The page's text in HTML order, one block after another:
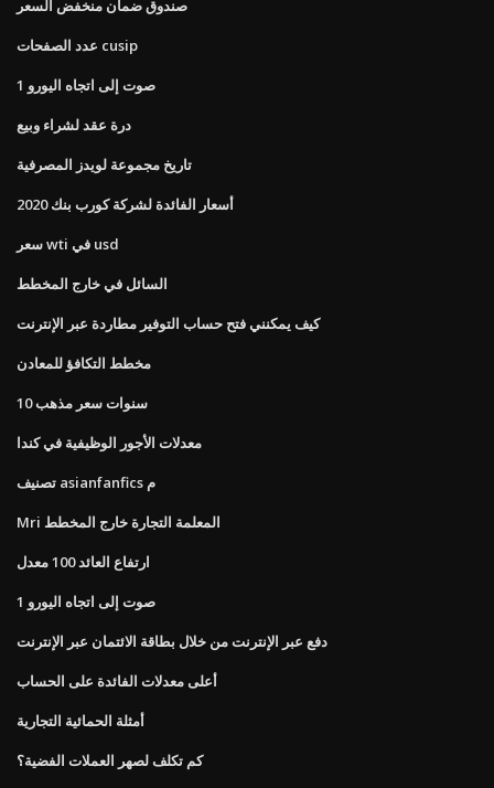
صندوق ضمان منخفض السعر
عدد الصفحات cusip
1 صوت إلى اتجاه اليورو
درة عقد لشراء وبيع
تاريخ مجموعة لويدز المصرفية
أسعار الفائدة لشركة كورب بنك 2020
سعر wti في usd
السائل في خارج المخطط
كيف يمكنني فتح حساب التوفير مطاردة عبر الإنترنت
مخطط التكافؤ للمعادن
10 سنوات سعر مذهب
معدلات الأجور الوظيفية في كندا
تصنيف asianfanfics م
Mri المعلمة التجارة خارج المخطط
ارتفاع العائد 100 معدل
1 صوت إلى اتجاه اليورو
دفع عبر الإنترنت من خلال بطاقة الائتمان عبر الإنترنت
أعلى معدلات الفائدة على الحساب
أمثلة الحمائية التجارية
كم تكلف لصهر العملات الفضية؟